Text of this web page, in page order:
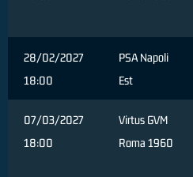
28/02/2027
18:00
PSA Napoli
Est
07/03/2027
18:00
Virtus GVM
Roma 1960